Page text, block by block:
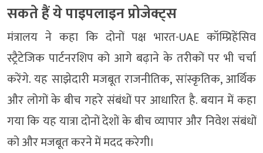
सकते हैं ये पाइपलाइन प्रोजेक्ट्स
मंत्रालय ने कहा कि दोनों पक्ष भारत-UAE कॉम्प्रिहेंसिव
स्ट्रैटेजिक पार्टनरशिप को आगे बढ़ाने के तरीकों पर भी चर्चा
करेंगे. यह साझेदारी मजबूत राजनीतिक, सांस्कृतिक, आर्थिक
और लोगों के बीच गहरे संबंधों पर आधारित है. बयान में कहा
गया कि यह यात्रा दोनों देशों के बीच व्यापार और निवेश संबंधों
को और मजबूत करने में मदद करेगी।